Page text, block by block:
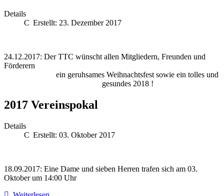
Details
Erstellt: 23. Dezember 2017
24.12.2017: Der TTC wünscht allen Mitgliedern, Freunden und
Förderern
ein geruhsames Weihnachtsfest sowie ein tolles und
gesundes 2018 !
2017 Vereinspokal
Details
Erstellt: 03. Oktober 2017
18.09.2017: Eine Dame und sieben Herren trafen sich am 03.
Oktober um 14:00 Uhr